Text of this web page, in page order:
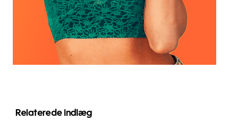
Relaterede indlæg